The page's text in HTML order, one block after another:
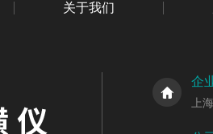
关于我们
企
上